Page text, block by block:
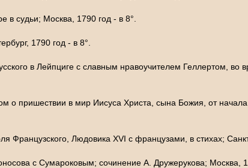
в судьи; Москва, 1790 год - в 8°.
1790 год - в 8°.
в Лейпциге с славным нравоучителем Геллертом,
о пришествии в мир Иисуса Христа, сына Божия, от
Французского, Людовика XVI с французами, в стихах;
с Сумароковым; сочинение А. Дружерукова; Москва,